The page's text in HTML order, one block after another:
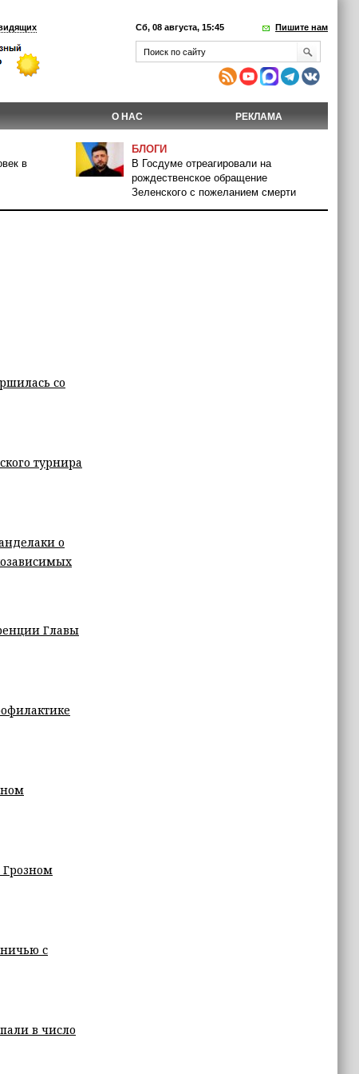
Сб, 08 августа, 15:45 Пишите нам
О НАС РЕКЛАМА
в
БЛОГИ
В Госдуме отреагировали на
рождественское обращение
Зеленского с пожеланием смерти
со
турнира
о
Главы
с
в число